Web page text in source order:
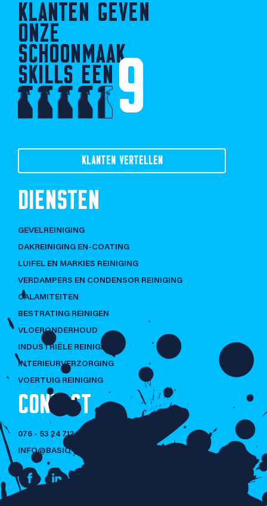
KLANTEN GEVEN
ONZE
SCHOONMAAK
SKILLS EEN 9
KLANTEN VERTELLEN
DIENSTEN
GEVELREINIGING
DAKREINIGING EN-COATING
LUIFEL EN MARKIES REINIGING
VERDAMPERS EN CONDENSOR REINIGING
CALAMITEITEN
BESTRATING REINIGEN
VLOERONDERHOUD
INDUSTRIËLE REINIGING
INTERIEURVERZORGING
VOERTUIG REINIGING
CONTACT
076 - 53 24 712
INFO@BASIQ-CLEANING.NL